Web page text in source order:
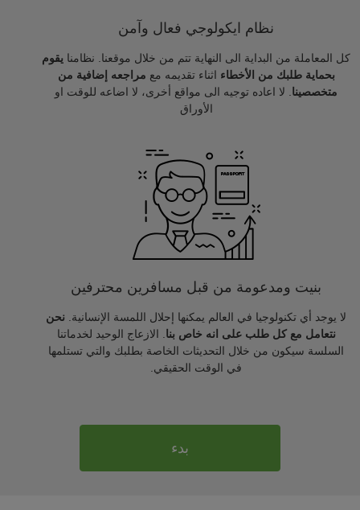
نظام ايكولوجي فعال وآمن
كل المعاملة من البداية الى النهاية تتم من خلال موقعنا. نظامنا يقوم
بحماية طلبك من الأخطاء اثناء تقديمه مع مراجعه إضافية من
متخصصينا . لا اعاده توجيه الى مواقع أخرى، لا اضاعه للوقت او
الأوراق
بنيت ومدعومة من قبل مسافرين محترفين
لا يوجد أي تكنولوجيا في العالم يمكنها إحلال اللمسة الإنسانية. نحن
نتعامل مع كل طلب على انه خاص بنا . الازعاج الوحيد لخدماتنا
السلسة سيكون من خلال التحديثات الخاصة بطلبك والتي تستلمها
في الوقت الحقيقي.
بدء